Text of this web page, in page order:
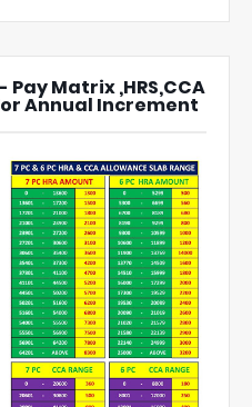
Matrix ,HRS,CCA
Annual Increment